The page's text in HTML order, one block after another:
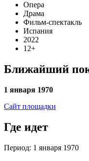
Опера
Драма
Фильм-спектакль
Испания
2022
12+
Ближайший
1 января 1970
Сайт площадки
Где идет
Период: 1 января 1970